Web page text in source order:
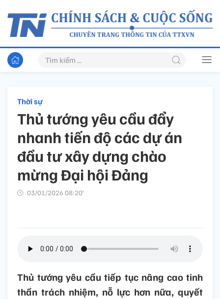
Thời sự
Thủ tướng yêu cầu đẩy
nhanh tiến độ các dự án
đầu tư xây dựng chào
mừng Đại hội Đảng
03/01/2026 08:20’
Thủ tướng yêu cầu tiếp tục nâng cao tinh
thần trách nhiệm, nỗ lực hơn nữa, quyết